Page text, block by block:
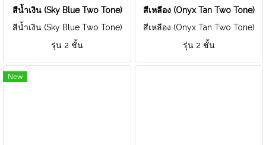
สีน้ำเงิน (Sky Blue Two Tone)
สีน้ำเงิน (Sky Blue Two Tone)
รุ่น 2 ชั้น
สีเหลือง (Onyx Tan Two Tone)
สีเหลือง (Onyx Tan Two Tone)
รุ่น 2 ชั้น
New